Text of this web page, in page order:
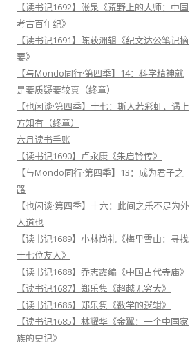
【读书记1692】张泉《荒野上的大师：中国
考古百年纪》
【读书记1691】陈荻洲辑《纪文达公笔记摘
要》
【与Mondo同行·第四季】14：科学精神就
是要质疑要较真（终章）
【也闲谈·第四季】十七：斯人若彩虹，遇上
方知有（终章）
六月读书手账
【读书记1690】卢永康《朱启钤传》
【与Mondo同行·第四季】13：成为君子之
路
【也闲谈·第四季】十六：此间之乐不足为外
人道也
【读书记1689】小林尚礼《梅里雪山：寻找
十七位友人》
【读书记1688】乔志霞编《中国古代寺庙》
【读书记1687】郑乐隽《超越无穷大》
【读书记1686】郑乐隽《数学的逻辑》
【读书记1685】林耀华《金翼：一个中国家
族的史记》